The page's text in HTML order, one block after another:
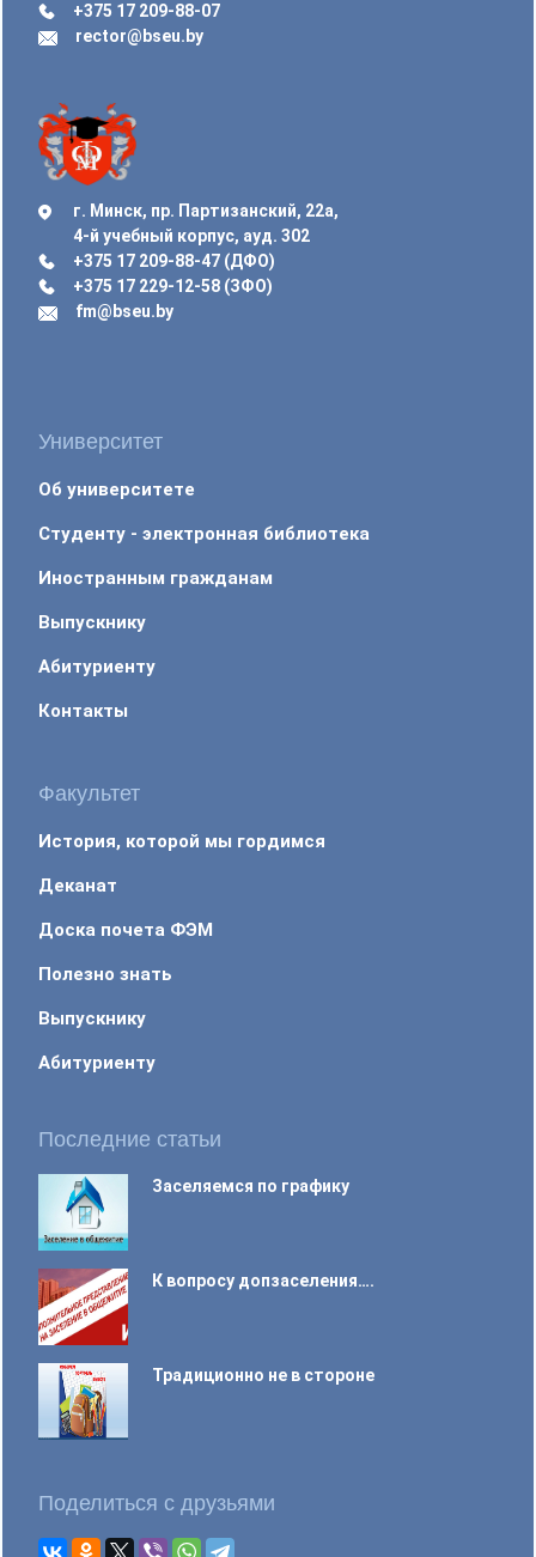
+375 17 209-88-07
rector@bseu.by
г. Минск, пр. Партизанский, 22а,
4-й учебный корпус, ауд. 302
+375 17 209-88-47 (ДФО)
+375 17 229-12-58 (ЗФО)
fm@bseu.by
Университет
Об университете
Студенту - электронная библиотека
Иностранным гражданам
Выпускнику
Абитуриенту
Контакты
Факультет
История, которой мы гордимся
Деканат
Доска почета ФЭМ
Полезно знать
Выпускнику
Абитуриенту
Последние статьи
Заселяемся по графику
К вопросу допзаселения….
Традиционно не в стороне
Поделиться с друзьями